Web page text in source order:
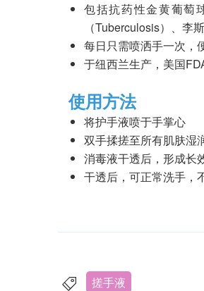
包括抗药性金黄葡萄
（Tuberculosis）、李
每日只需喷洒手一次，
于纽西兰生产，美国
使用方法
将护手液喷于手掌心
双手揉搓至所有肌肤湿
消毒液干透后，形成长
干透后，可正常洗手，
搓手液